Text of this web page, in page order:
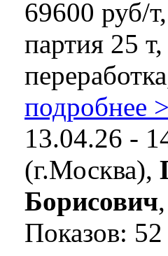
69600 руб/
партия 25
подробнее
13.04.26 -
(г.Москва),
Борисович
Показов: 52